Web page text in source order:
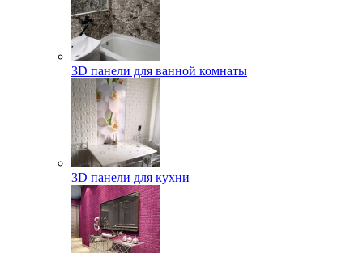
3D панели для ванной комнаты
3D панели для кухни